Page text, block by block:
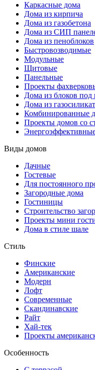
Каркасные дома
Дома из кирпича
Дома из газобетона
Дома из СИП
Дома из пеноблоков
Быстровозводимые
Модульные
Щитовые
Панельные
Проекты
Дома из блоков под
Дома из
Комбинированные
Проекты домов со
Виды домов
Дачные
Гостевые
Для постоянного
Загородные дома
Гостиницы
Строительство
Проекты мини
Дома в стиле шале
Стиль
Финские
Американские
Модерн
Лофт
Современные
Скандинавские
Райт
Хай-тек
Проекты
Особенность